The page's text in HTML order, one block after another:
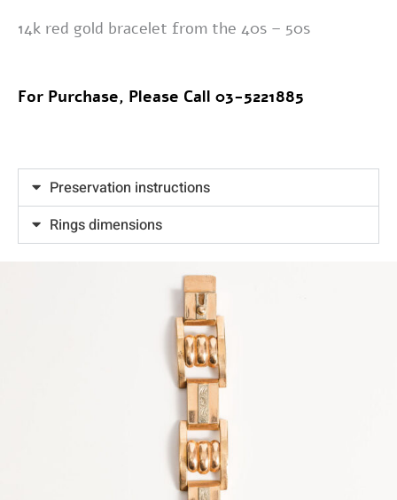
14k red gold bracelet from the 40s – 50s
For Purchase, Please Call 03-5221885
Preservation instructions
Rings dimensions